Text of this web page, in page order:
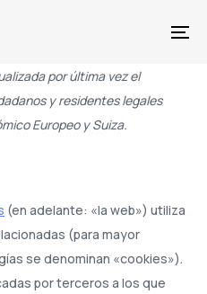
por última vez el
y residentes legales
Europeo y Suiza.
(en adelante: «la web») utiliza
(para mayor
se denominan «cookies»).
por terceros a los que